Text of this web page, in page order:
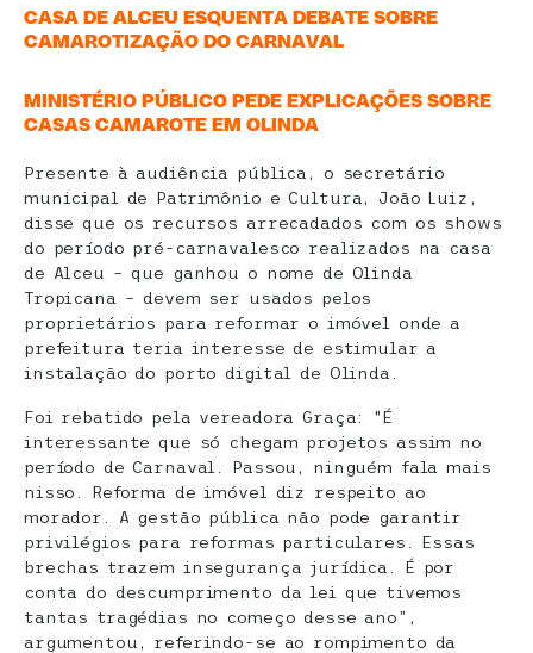
CASA DE ALCEU ESQUENTA DEBATE SOBRE
CAMAROTIZAÇÃO DO CARNAVAL
MINISTÉRIO PÚBLICO PEDE EXPLICAÇÕES SOBRE
CASAS CAMAROTE EM OLINDA
Presente à audiência pública, o secretário
municipal de Patrimônio e Cultura, João Luiz,
disse que os recursos arrecadados com os shows
do período pré-carnavalesco realizados na casa
de Alceu – que ganhou o nome de Olinda
Tropicana – devem ser usados pelos
proprietários para reformar o imóvel onde a
prefeitura teria interesse de estimular a
instalação do porto digital de Olinda.
Foi rebatido pela vereadora Graça: “É
interessante que só chegam projetos assim no
período de Carnaval. Passou, ninguém fala mais
nisso. Reforma de imóvel diz respeito ao
morador. A gestão pública não pode garantir
privilégios para reformas particulares. Essas
brechas trazem insegurança jurídica. É por
conta do descumprimento da lei que tivemos
tantas tragédias no começo desse ano”,
argumentou, referindo-se ao rompimento da